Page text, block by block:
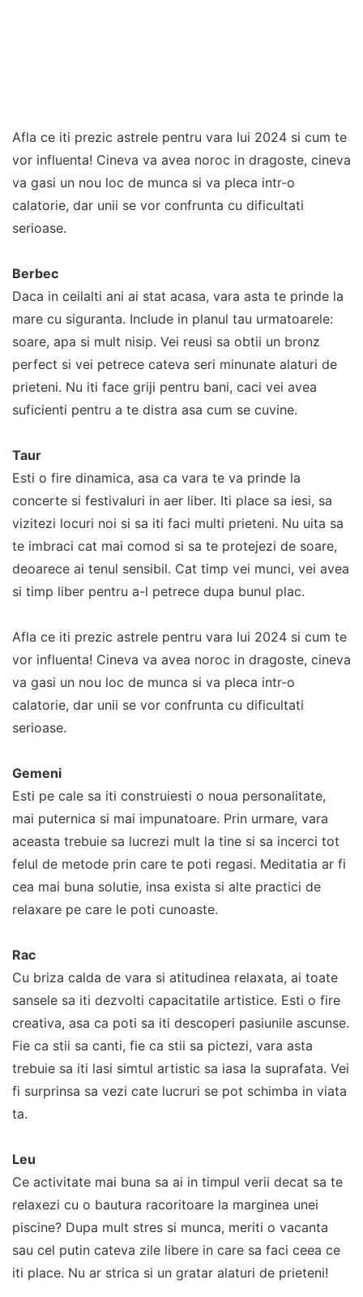
Afla ce iti prezic astrele pentru vara lui 2024 si cum te
vor influenta! Cineva va avea noroc in dragoste, cineva
va gasi un nou loc de munca si va pleca intr-o
calatorie, dar unii se vor confrunta cu dificultati
serioase.
Berbec
Daca in ceilalti ani ai stat acasa, vara asta te prinde la
mare cu siguranta. Include in planul tau urmatoarele:
soare, apa si mult nisip. Vei reusi sa obtii un bronz
perfect si vei petrece cateva seri minunate alaturi de
prieteni. Nu iti face griji pentru bani, caci vei avea
suficienti pentru a te distra asa cum se cuvine.
Taur
Esti o fire dinamica, asa ca vara te va prinde la
concerte si festivaluri in aer liber. Iti place sa iesi, sa
vizitezi locuri noi si sa iti faci multi prieteni. Nu uita sa
te imbraci cat mai comod si sa te protejezi de soare,
deoarece ai tenul sensibil. Cat timp vei munci, vei avea
si timp liber pentru a-l petrece dupa bunul plac.
Afla ce iti prezic astrele pentru vara lui 2024 si cum te
vor influenta! Cineva va avea noroc in dragoste, cineva
va gasi un nou loc de munca si va pleca intr-o
calatorie, dar unii se vor confrunta cu dificultati
serioase.
Gemeni
Esti pe cale sa iti construiesti o noua personalitate,
mai puternica si mai impunatoare. Prin urmare, vara
aceasta trebuie sa lucrezi mult la tine si sa incerci tot
felul de metode prin care te poti regasi. Meditatia ar fi
cea mai buna solutie, insa exista si alte practici de
relaxare pe care le poti cunoaste.
Rac
Cu briza calda de vara si atitudinea relaxata, ai toate
sansele sa iti dezvolti capacitatile artistice. Esti o fire
creativa, asa ca poti sa iti descoperi pasiunile ascunse.
Fie ca stii sa canti, fie ca stii sa pictezi, vara asta
trebuie sa iti lasi simtul artistic sa iasa la suprafata. Vei
fi surprinsa sa vezi cate lucruri se pot schimba in viata
ta.
Leu
Ce activitate mai buna sa ai in timpul verii decat sa te
relaxezi cu o bautura racoritoare la marginea unei
piscine? Dupa mult stres si munca, meriti o vacanta
sau cel putin cateva zile libere in care sa faci ceea ce
iti place. Nu ar strica si un gratar alaturi de prieteni!